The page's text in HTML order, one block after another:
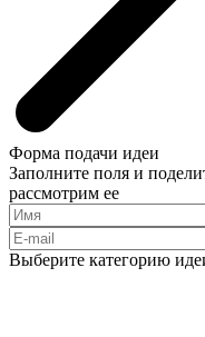
Форма подачи идеи
Заполните поля и
рассмотрим ее
Выберите категорию